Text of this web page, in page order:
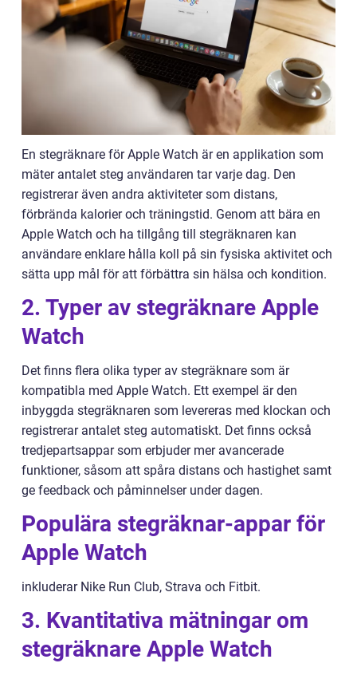
En stegräknare för Apple Watch är en applikation som
mäter antalet steg användaren tar varje dag. Den
registrerar även andra aktiviteter som distans,
förbrända kalorier och träningstid. Genom att bära en
Apple Watch och ha tillgång till stegräknaren kan
användare enklare hålla koll på sin fysiska aktivitet och
sätta upp mål för att förbättra sin hälsa och kondition.
2. Typer av stegräknare Apple
Watch
Det finns flera olika typer av stegräknare som är
kompatibla med Apple Watch. Ett exempel är den
inbyggda stegräknaren som levereras med klockan och
registrerar antalet steg automatiskt. Det finns också
tredjepartsappar som erbjuder mer avancerade
funktioner, såsom att spåra distans och hastighet samt
ge feedback och påminnelser under dagen.
Populära stegräknar-appar för
Apple Watch
inkluderar Nike Run Club, Strava och Fitbit.
3. Kvantitativa mätningar om
stegräknare Apple Watch